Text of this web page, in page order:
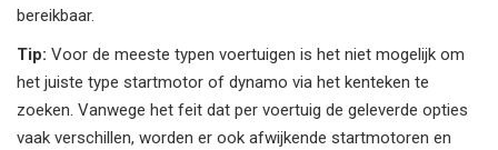
bereikbaar.
Tip: Voor de meeste typen voertuigen is het niet mogelijk om
het juiste type startmotor of dynamo via het kenteken te
zoeken. Vanwege het feit dat per voertuig de geleverde opties
vaak verschillen, worden er ook afwijkende startmotoren en